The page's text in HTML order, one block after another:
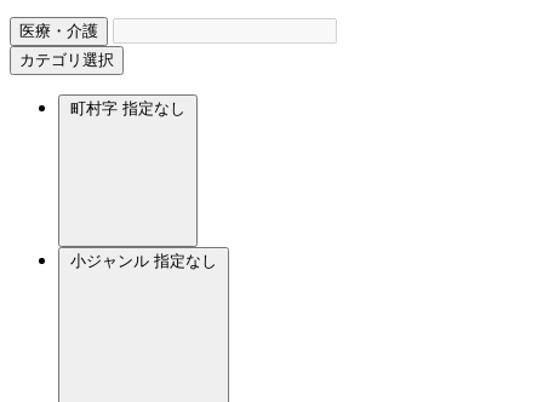
医療・介護
カテゴリ選択
町村字 指定なし
小ジャンル 指定なし